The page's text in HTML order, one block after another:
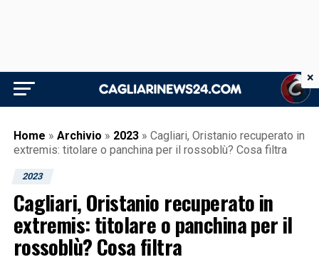
Home » Archivio » 2023 » Cagliari, Oristanio recuperato in
extremis: titolare o panchina per il rossoblù? Cosa filtra
2023
Cagliari, Oristanio recuperato in
extremis: titolare o panchina per il
rossoblù? Cosa filtra
×